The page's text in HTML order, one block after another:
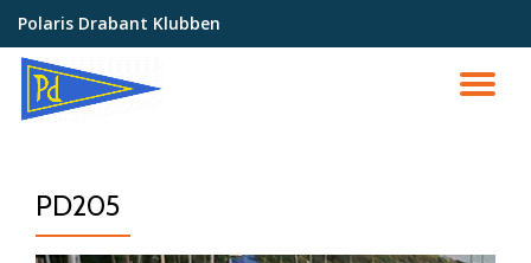
Videre
indhold
Polaris Drabant Klubben
PD205